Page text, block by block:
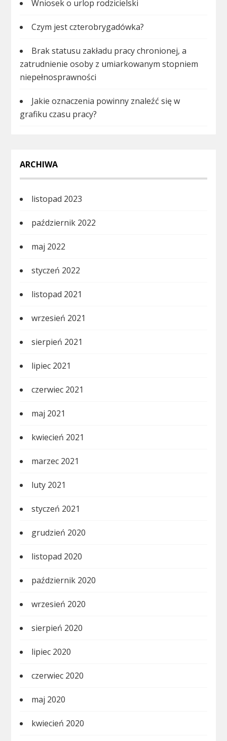
Wniosek o urlop rodzicielski
Czym jest czterobrygadówka?
Brak statusu zakładu pracy chronionej, a
zatrudnienie osoby z umiarkowanym stopniem
niepełnosprawności
Jakie oznaczenia powinny znaleźć się w
grafiku czasu pracy?
ARCHIWA
listopad 2023
październik 2022
maj 2022
styczeń 2022
listopad 2021
wrzesień 2021
sierpień 2021
lipiec 2021
czerwiec 2021
maj 2021
kwiecień 2021
marzec 2021
luty 2021
styczeń 2021
grudzień 2020
listopad 2020
październik 2020
wrzesień 2020
sierpień 2020
lipiec 2020
czerwiec 2020
maj 2020
kwiecień 2020